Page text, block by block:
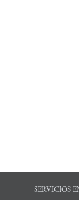
SERVICIOS